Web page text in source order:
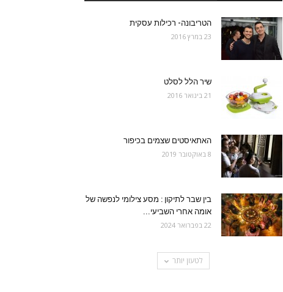
הטריבונה- רכילות עסקית
23 במרץ 2016
שיר הלל לסלט
21 בינואר 2016
האתאיסטים שצמים בכיפור
8 באוקטובר 2019
בין שבר לתיקון : מסע צילומי לנפשה של
אומה אחרי השביעי...
22 בפברואר 2024
לטעון יותר